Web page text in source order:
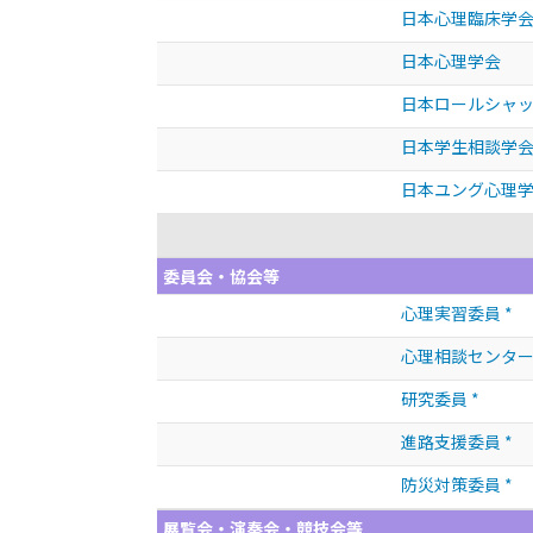
日本心理臨床学会
日本心理学会
日本ロールシャ
日本学生相談学会
日本ユング心理
委員会・協会等
心理実習委員 *
心理相談センタ
研究委員 *
進路支援委員 *
防災対策委員 *
展覧会・演奏会・競技会等